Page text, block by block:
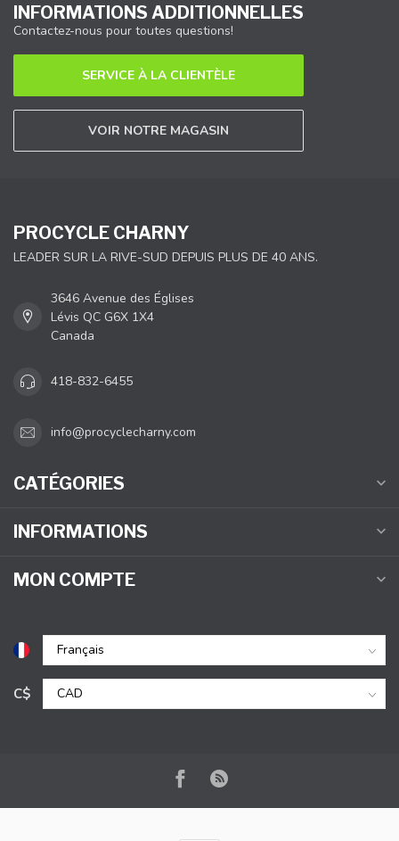
INFORMATIONS ADDITIONNELLES
Contactez-nous pour toutes questions!
SERVICE À LA CLIENTÈLE
VOIR NOTRE MAGASIN
PROCYCLE CHARNY
LEADER SUR LA RIVE-SUD DEPUIS PLUS DE 40 ANS.
3646 Avenue des Églises
Lévis QC G6X 1X4
Canada
418-832-6455
info@procyclecharny.com
CATÉGORIES
INFORMATIONS
MON COMPTE
C$